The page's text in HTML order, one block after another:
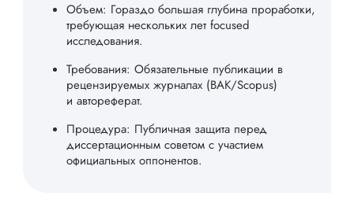
Объем: Гораздо большая глубина проработки,
требующая нескольких лет focused
исследования.
Требования: Обязательные публикации в
рецензируемых журналах (ВАК/Scopus)
и автореферат.
Процедура: Публичная защита перед
диссертационным советом с участием
официальных оппонентов.